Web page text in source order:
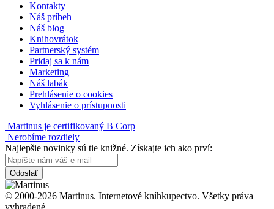
Kontakty
Náš príbeh
Náš blog
Knihovrátok
Partnerský systém
Pridaj sa k nám
Marketing
Náš labák
Prehlásenie o cookies
Vyhlásenie o prístupnosti
Martinus je certifikovaný B Corp
Nerobíme rozdiely
Najlepšie novinky sú tie knižné. Získajte ich ako prví:
Odoslať
© 2000-2026 Martinus. Internetové kníhkupectvo. Všetky práva
vyhradené.